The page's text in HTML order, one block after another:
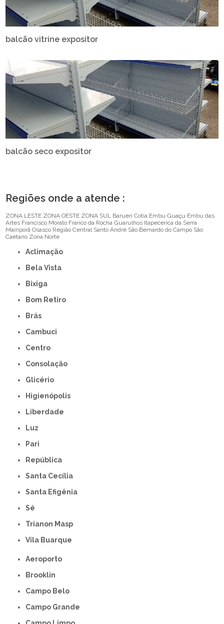
balcão vitrine expositor
balcão seco expositor
Regiões onde a atende :
ZONA LESTE ZONA OESTE ZONA SUL Barueri Cotia Embu Guaçu Embu das
Artes Francisco Morato Franco da Rocha Guarulhos Itapecerica da Serra
Mairiporã Osasco Região Central Santo André São Bernardo do Campo São
Caetano Zona Norte
Aclimação
Bela Vista
Bixiga
Bom Retiro
Brás
Cambuci
Centro
Consolação
Glicério
Higienópolis
Liberdade
Luz
Pari
República
Santa Cecília
Santa Efigênia
Sé
Trianon Masp
Vila Buarque
Aeroporto
Brooklin
Campo Belo
Campo Grande